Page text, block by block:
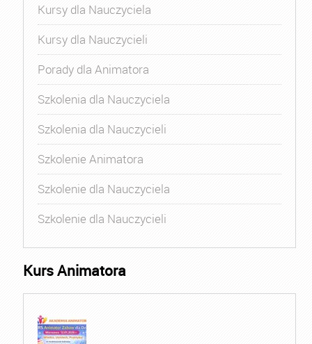
Kursy dla Nauczyciela
Kursy dla Nauczycieli
Porady dla Animatora
Szkolenia dla Nauczyciela
Szkolenia dla Nauczycieli
Szkolenie Animatora
Szkolenie dla Nauczyciela
Szkolenie dla Nauczycieli
Kurs Animatora